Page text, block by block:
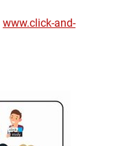
www.click-and-